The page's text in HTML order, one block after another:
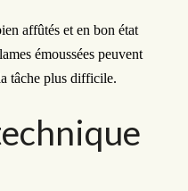
affûtés et en bon état
émoussées peuvent
tâche plus difficile.